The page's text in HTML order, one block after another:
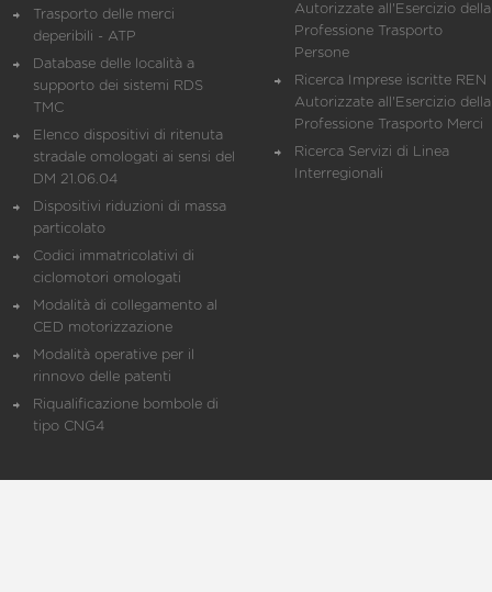
Trasporto delle merci
deperibili - ATP
Database delle località a
supporto dei sistemi RDS
TMC
Elenco dispositivi di ritenuta
stradale omologati ai sensi del
DM 21.06.04
Dispositivi riduzioni di massa
particolato
Codici immatricolativi di
ciclomotori omologati
Modalità di collegamento al
CED motorizzazione
Modalità operative per il
rinnovo delle patenti
Riqualificazione bombole di
tipo CNG4
Autorizzate all'Esercizio della
Professione Trasporto
Persone
Ricerca Imprese iscritte REN
Autorizzate all'Esercizio della
Professione Trasporto Merci
Ricerca Servizi di Linea
Interregionali